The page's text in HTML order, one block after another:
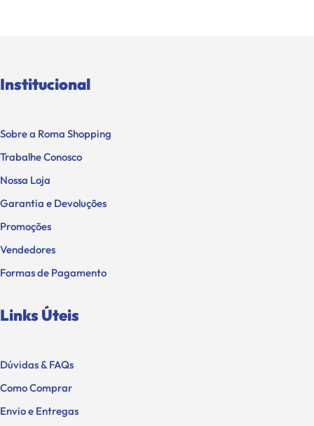
Institucional
Sobre a Roma Shopping
Trabalhe Conosco
Nossa Loja
Garantia e Devoluções
Promoções
Vendedores
Formas de Pagamento
Links Úteis
Dúvidas & FAQs
Como Comprar
Envio e Entregas